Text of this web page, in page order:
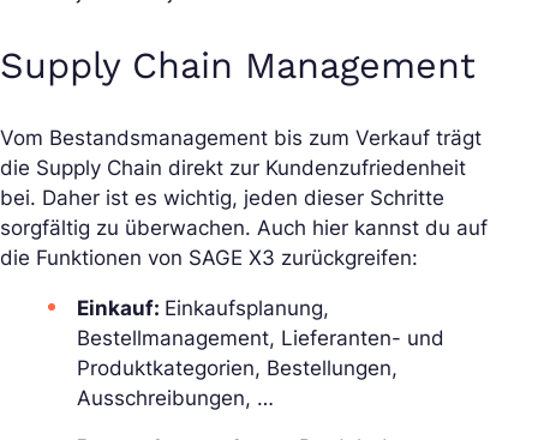
Supply Chain Management
Vom Bestandsmanagement bis zum Verkauf trägt
die Supply Chain direkt zur Kundenzufriedenheit
bei. Daher ist es wichtig, jeden dieser Schritte
sorgfältig zu überwachen. Auch hier kannst du auf
die Funktionen von SAGE X3 zurückgreifen:
Einkauf: Einkaufsplanung,
Bestellmanagement, Lieferanten- und
Produktkategorien, Bestellungen,
Ausschreibungen, …